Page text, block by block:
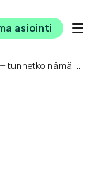
asiointi
Taloyhtiön hyvä hallintotapa – tunnetko nämä suositukset?